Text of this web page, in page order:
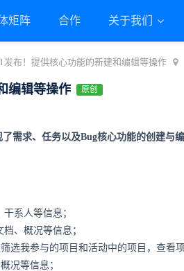
矩阵 合作 关于我们
发布！提供核心功能的新建和编辑等操作
编辑等操作 原创
了需求、任务以及Bug核心功能的创建与编
系人等信息；
、概况等信息；
选我参与的项目和活动中的项目，查看项
况等信息；